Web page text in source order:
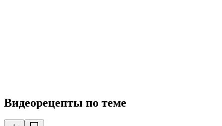
Видеорецепты по теме